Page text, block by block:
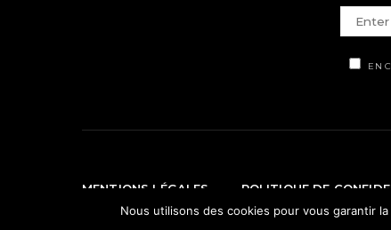
EN
MENTIONS LÉGALES POLITIQUE DE
© Ti' Piment 2012 - 2026
Nous utilisons des cookies pour vous garantir